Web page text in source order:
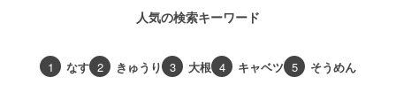
人気の検索キーワード
1 なす 2 きゅうり 3 大根 4 キャベツ 5 そうめん